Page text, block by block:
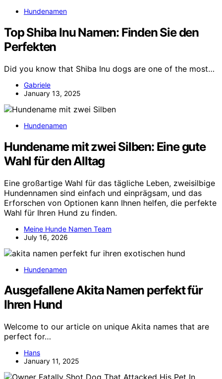
Hundenamen
Top Shiba Inu Namen: Finden Sie den
Perfekten
Did you know that Shiba Inu dogs are one of the most…
Gabriele
January 13, 2025
Hundenamen
Hundename mit zwei Silben: Eine gute
Wahl für den Alltag
Eine großartige Wahl für das tägliche Leben, zweisilbige
Hundennamen sind einfach und einprägsam, und das
Erforschen von Optionen kann Ihnen helfen, die perfekte
Wahl für Ihren Hund zu finden.
Meine Hunde Namen Team
July 16, 2026
Hundenamen
Ausgefallene Akita Namen perfekt für
Ihren Hund
Welcome to our article on unique Akita names that are
perfect for…
Hans
January 11, 2025